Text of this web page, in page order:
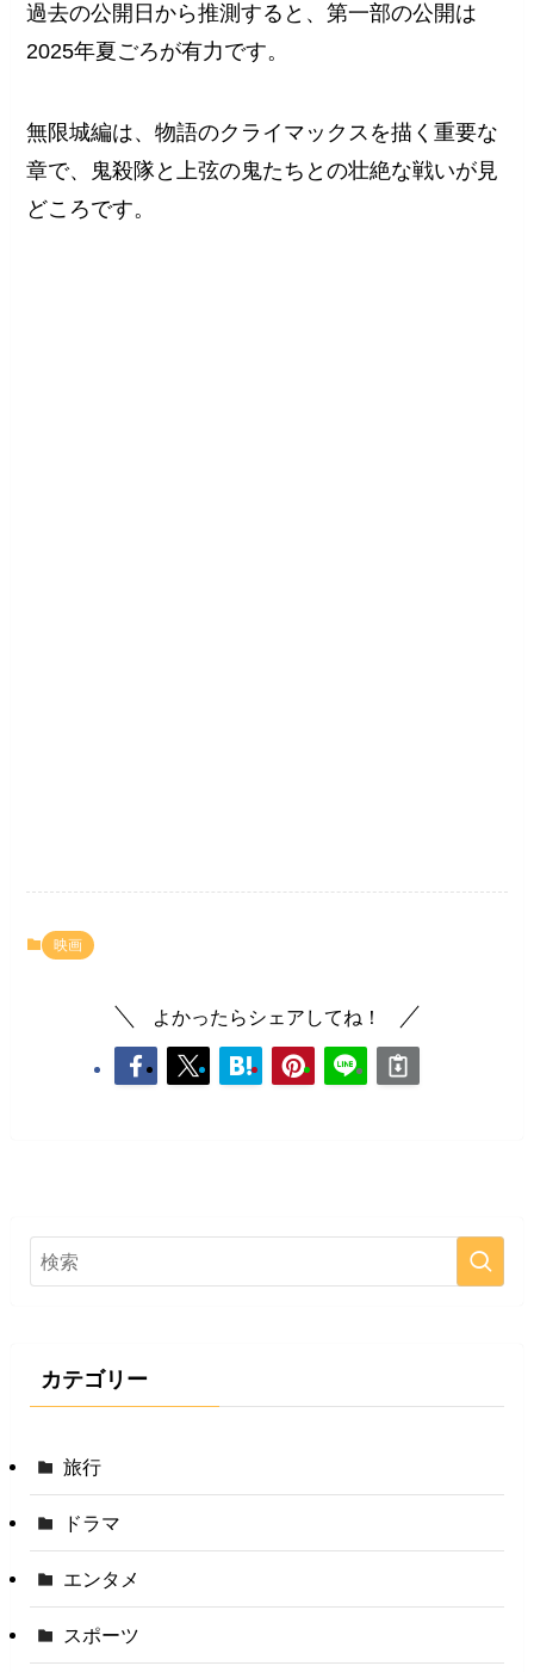
過去の公開日から推測すると、第一部の公開は
2025年夏ごろが有力です。
無限城編は、物語のクライマックスを描く重要な
章で、鬼殺隊と上弦の鬼たちとの壮絶な戦いが見
どころです。
映画
よかったらシェアしてね！
カテゴリー
旅行
ドラマ
エンタメ
スポーツ